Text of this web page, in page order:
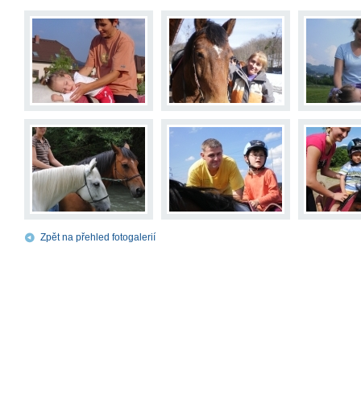
Zpět na přehled fotogalerií